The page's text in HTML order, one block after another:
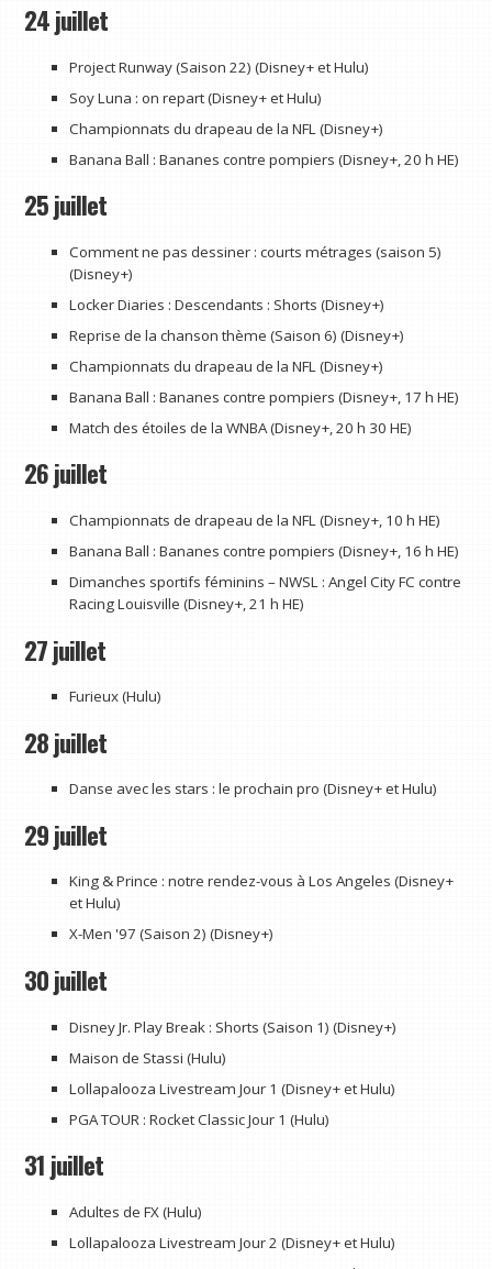
24 juillet
Project Runway (Saison 22) (Disney+ et Hulu)
Soy Luna : on repart (Disney+ et Hulu)
Championnats du drapeau de la NFL (Disney+)
Banana Ball : Bananes contre pompiers (Disney+, 20 h HE)
25 juillet
Comment ne pas dessiner : courts métrages (saison 5)
(Disney+)
Locker Diaries : Descendants : Shorts (Disney+)
Reprise de la chanson thème (Saison 6) (Disney+)
Championnats du drapeau de la NFL (Disney+)
Banana Ball : Bananes contre pompiers (Disney+, 17 h HE)
Match des étoiles de la WNBA (Disney+, 20 h 30 HE)
26 juillet
Championnats de drapeau de la NFL (Disney+, 10 h HE)
Banana Ball : Bananes contre pompiers (Disney+, 16 h HE)
Dimanches sportifs féminins – NWSL : Angel City FC contre
Racing Louisville (Disney+, 21 h HE)
27 juillet
Furieux (Hulu)
28 juillet
Danse avec les stars : le prochain pro (Disney+ et Hulu)
29 juillet
King & Prince : notre rendez-vous à Los Angeles (Disney+
et Hulu)
X-Men '97 (Saison 2) (Disney+)
30 juillet
Disney Jr. Play Break : Shorts (Saison 1) (Disney+)
Maison de Stassi (Hulu)
Lollapalooza Livestream Jour 1 (Disney+ et Hulu)
PGA TOUR : Rocket Classic Jour 1 (Hulu)
31 juillet
Adultes de FX (Hulu)
Lollapalooza Livestream Jour 2 (Disney+ et Hulu)